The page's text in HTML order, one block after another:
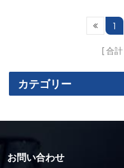
プレス加工を実現でき、製品
の品質と生産効率が向上しま
1
合計
カテゴリー
お問い合わせ